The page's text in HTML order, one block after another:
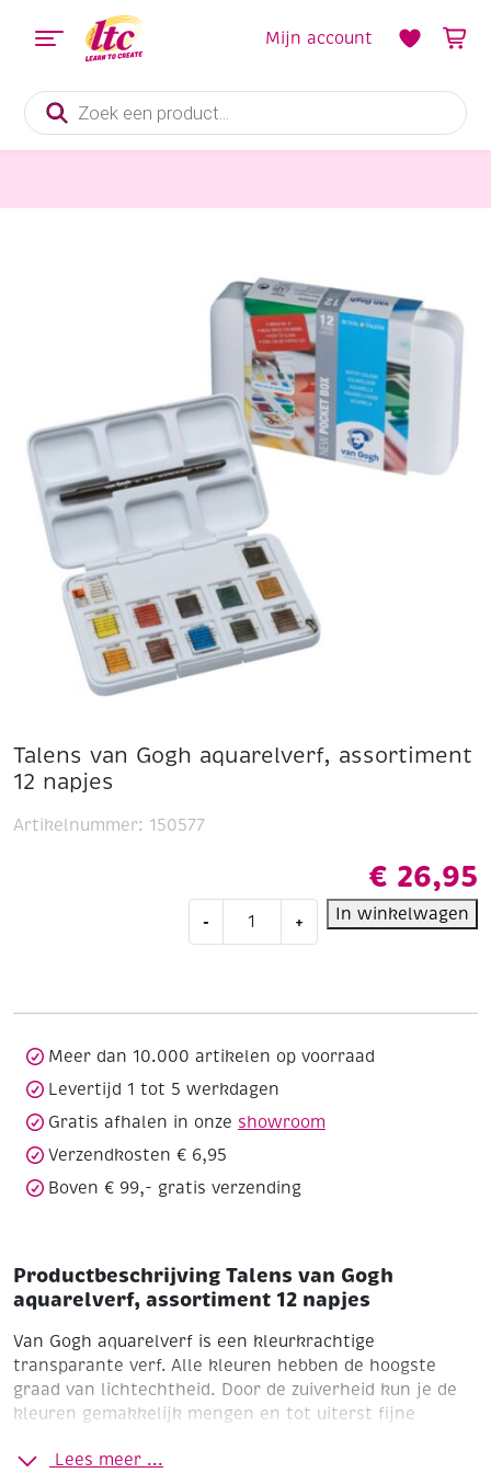
Producten
zoeken
Mijn account
Talens van Gogh aquarelverf, assortiment
12 napjes
€ 26,95
-
napjes
aantal
+ In winkelwagen
Artikelnummer: 150577
Meer dan 10.000 artikelen op voorraad
Levertijd 1 tot 5 werkdagen
Gratis afhalen in onze showroom
Verzendkosten € 6,95
Boven € 99,- gratis verzending
Productbeschrijving Talens van Gogh
aquarelverf, assortiment 12 napjes
Van Gogh aquarelverf is een kleurkrachtige
transparante verf. Alle kleuren hebben de hoogste
graad van lichtechtheid. Door de zuiverheid kun je de
kleuren gemakkelijk mengen en tot uiterst fijne
resultaat!• Makkelijke kleurafgifte
Lees meer ...